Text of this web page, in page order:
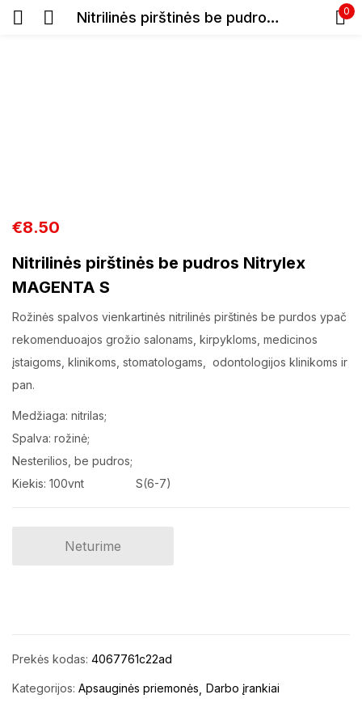
Nitrilinės pirštinės be pudros Nitrylex MAGENTA S 0
€8.50
Nitrilinės pirštinės be pudros Nitrylex
MAGENTA S
Rožinės spalvos vienkartinės nitrilinės pirštinės be purdos ypač
rekomenduoajos grožio salonams, kirpykloms, medicinos
įstaigoms, klinikoms, stomatologams, odontologijos klinikoms ir
pan.
Medžiaga: nitrilas;
Spalva: rožinė;
Nesterilios, be pudros;
Kiekis: 100vnt
S(6-7)
Neturime
Prekės kodas: 4067761c22ad
Kategorijos: Apsauginės priemonės Darbo įrankiai
Prisijungti
Registracija